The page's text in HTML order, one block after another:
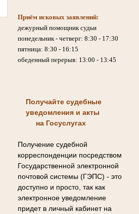
Приём исковых заявлений:
дежурный помощник судьи
понедельник - четверг: 8:30 - 17:30
пятница: 8:30 - 16:15
обеденный перерыв: 13:00 - 13:45
Получайте судебные
уведомления и акты
на Госуслугах
Получение судебной
корреспонденции посредством
Государственной электронной
почтовой системы (ГЭПС) - это
доступно и просто, так как
электронное уведомление
придет в личный кабинет на